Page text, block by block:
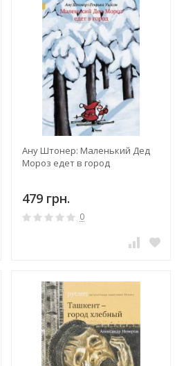
Ану Штонер: Маленький Дед
Мороз едет в город
479 грн.
0